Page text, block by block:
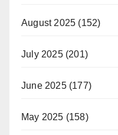
August 2025 (152)
July 2025(201)
June 2025(177)
May 2025 (158)